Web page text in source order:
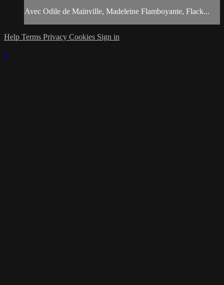
Avec Odile de Mainville, Madeleine Flamboyante, Flack...
Help Terms Privacy Cookies Sign in
×